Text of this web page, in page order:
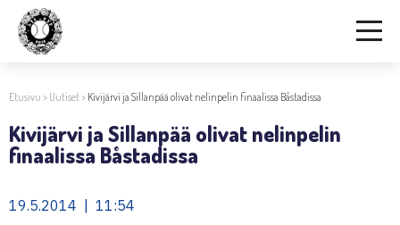
Etusivu > Uutiset> Kivijärvi ja Sillanpää olivat nelinpelin finaalissa Båstadissa
Kivijärvi ja Sillanpää olivat nelinpelin
finaalissa Båstadissa
19.5.2014 | 11:54